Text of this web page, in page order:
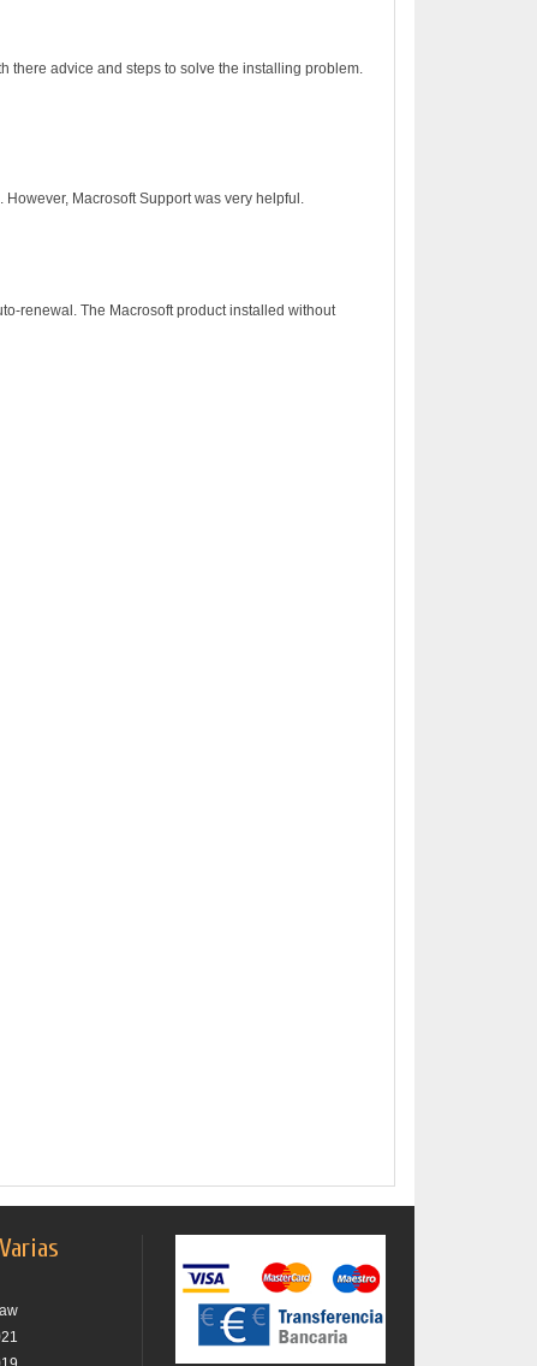
there advice and steps to solve the installing problem.
Macrosoft Support was very helpful.
renewal. The Macrosoft product installed without